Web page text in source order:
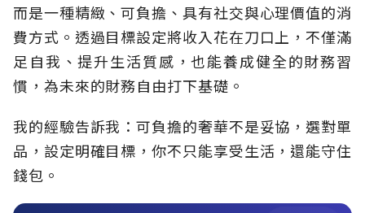
而是一種精緻、可負擔、具有社交與心理價值的消
費方式。透過目標設定將收入花在刀口上，不僅滿
足自我、提升生活質感，也能養成健全的財務習
慣，為未來的財務自由打下基礎。
我的經驗告訴我：可負擔的奢華不是妥協，選對單
品，設定明確目標，你不只能享受生活，還能守住
錢包。